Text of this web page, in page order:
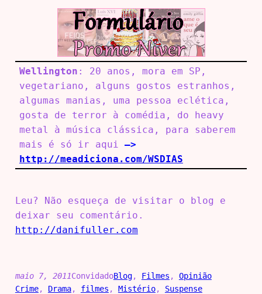
Wellington : 20 anos, mora em SP,
vegetariano, alguns gostos estranhos,
algumas manias, uma pessoa eclética,
gosta de terror à comédia, do heavy
metal à música clássica, para saberem
mais é só ir aqui –>
http://meadiciona.com/WSDIAS
Leu? Não esqueça de visitar o blog e
deixar seu comentário.
http://danifuller.com
maio 7, 2011ConvidadoBlog, Filmes , Opinião
Crime, Drama, filmes , Mistério, Suspense